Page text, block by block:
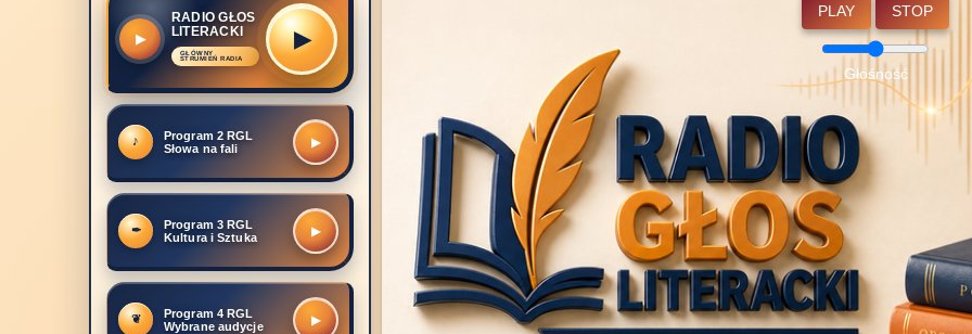
RADIO GŁOS
LITERACKI
▶
Program 2 RGL
Słowa na fali
▶
Program 3 RGL
Kultura i Sztuka
▶
Program 4 RGL
Wybrane audycje
▶
PLAY STOP
Głośność